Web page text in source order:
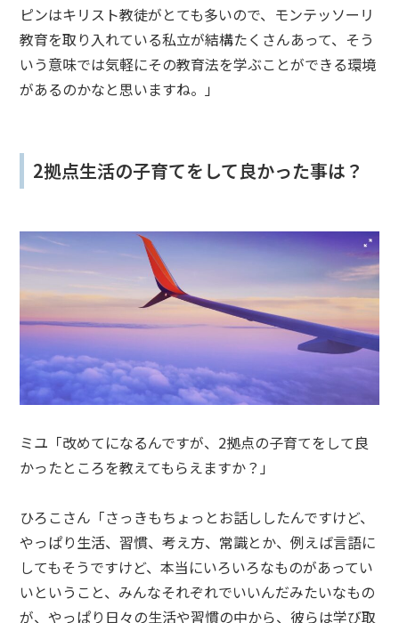
ピンはキリスト教徒がとても多いので、モンテッソーリ
教育を取り入れている私立が結構たくさんあって、そう
いう意味では気軽にその教育法を学ぶことができる環境
があるのかなと思いますね。」
2拠点生活の子育てをして良かった事は？
ミユ「改めてになるんですが、2拠点の子育てをして良
かったところを教えてもらえますか？」
ひろこさん「さっきもちょっとお話ししたんですけど、
やっぱり生活、習慣、考え方、常識とか、例えば言語に
してもそうですけど、本当にいろいろなものがあってい
いということ、みんなそれぞれでいいんだみたいなもの
が、やっぱり日々の生活や習慣の中から、彼らは学び取